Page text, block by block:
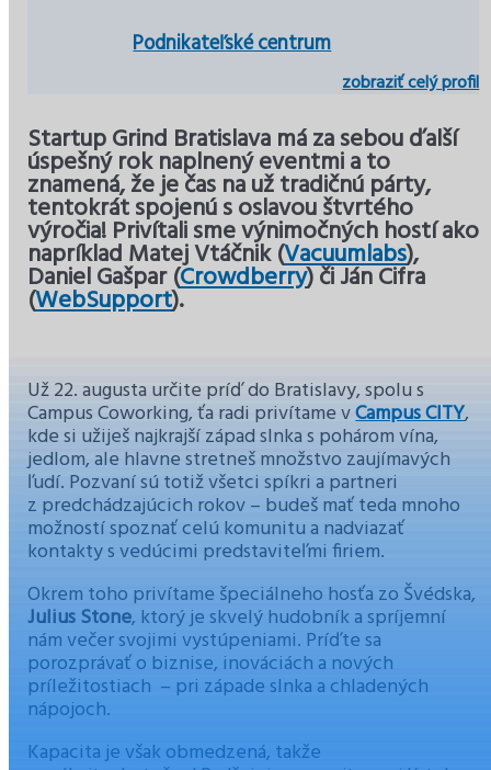
Podnikateľské centrum
zobraziť celý profil
Startup Grind Bratislava má za sebou ďalší
úspešný rok naplnený eventmi a to
znamená, že je čas na už tradičnú párty,
tentokrát spojenú s oslavou štvrtého
výročia! Privítali sme výnimočných hostí ako
napríklad Matej Vtáčnik (Vacuumlabs),
Daniel Gašpar (Crowdberry) či Ján Cifra
(WebSupport).
Už 22. augusta určite príď do Bratislavy, spolu s
Campus Coworking, ťa radi privítame vCampus CITY,
kde si užiješ najkrajší západ slnka s pohárom vína,
jedlom, ale hlavne stretneš množstvo zaujímavých
ľudí. Pozvaní sú totiž všetci spíkri a partneri
z predchádzajúcich rokov – budeš mať teda mnoho
možností spoznať celú komunitu a nadviazať
kontakty s vedúcimi predstaviteľmi firiem.
Okrem toho privítame špeciálneho hosťa zo Švédska,
Julius Stone, ktorý je skvelý hudobník a spríjemní
nám večer svojimi vystúpeniami. Príďte sa
porozprávať o biznise, inováciách a nových
príležitostiach – pri západe slnka a chladených
nápojoch.
Kapacita je však obmedzená, takže